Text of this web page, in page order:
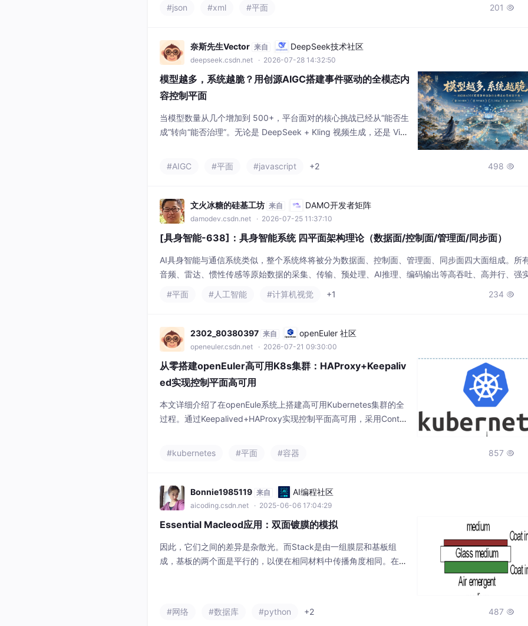
强。特别指出模糊图片是增强模型鲁棒性的设计策略，可提升在复杂
下载链接和YOLO
#json #xml #平面 201 
奈斯先生Vector 来自 DeepSeek技术社区
deepseek.csdn.net · 2026-07-28 14:32:50
模型越多，系统越脆？用创源AIGC搭建事件驱动的全模态内
容控制平面
当模型数量从几个增加到 500+，平台面对的核心挑战已经从“能否生
成”转向“能否治理”。无论是 DeepSeek + Kling 视频生成，还是 Vidu
2.7 等控制台路由可以覆盖不同任务，但它们不会自动形成稳定生产
#AIGC #平面 #javascript +2 498 
文火冰糖的硅基工坊 来自 DAMO开发者矩阵
damodev.csdn.net · 2026-07-25 11:37:10
[具身智能-638]：具身智能系统 四平面架构理论（数据面/控制面/管理面/同步面）
AI具身智能与通信系统类似，整个系统终将被分为数据面、控制面、管理面、同步面四大面组成。所
音频、雷达、惯性传感等原始数据的采集、传输、预处理、AI推理、编码输出等高吞吐、高并行、强
量数据运算，全部由。统筹管理硬件资源，调度不同的AI任务、感知任务、运动任务，保障整机系统
#平面 #人工智能 #计算机视觉 +1 234 
2302_80380397 来自 openEuler 社区
openeuler.csdn.net · 2026-07-21 09:30:00
从零搭建openEuler高可用K8s集群：HAProxy+Keepaliv
ed实现控制平面高可用
本文详细介绍了在openEule系统上搭建高可用Kubernetes集群的全
过程。通过Keepalived+HAProxy实现控制平面高可用，采用Contain
ster+2Worker+2负载均衡)，详细演示了从基础环境配置、Keepalive
#kubernetes #平面 #容器 857 
Bonnie1985119 来自 AI编程社区
aicoding.csdn.net · 2025-06-06 17:04:29
Essential Macleod应用：双面镀膜的模拟
因此，它们之间的差异是杂散光。而Stack是由一组膜层和基板组
成，基板的两个面是平行的，以便在相同材料中传播角度相同。在单
设计中的层也显示出减少的干涉效应，那么会发生什么，什么叫做部
#网络 #数据库 #python +2 487 